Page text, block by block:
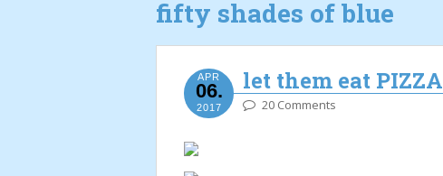
fifty shades of blue
APR
06.
2017
let them eat PIZZA
20 Comments